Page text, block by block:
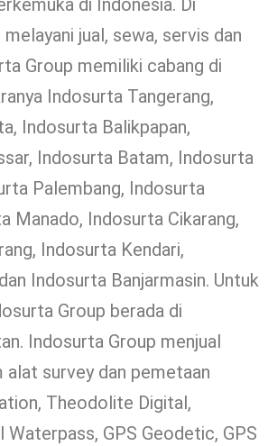
di Indonesia. Di
jual, sewa, servis dan
Group memiliki cabang di
Indosurta Tangerang,
Indosurta Balikpapan,
Indosurta Batam, Indosurta
Palembang, Indosurta
Manado, Indosurta Cikarang,
Indosurta Kendari,
Indosurta Banjarmasin. Untuk
Group berada di
Indosurta Group menjual
alat survey dan pemetaan
Theodolite Digital,
GPS Geodetic, GPS